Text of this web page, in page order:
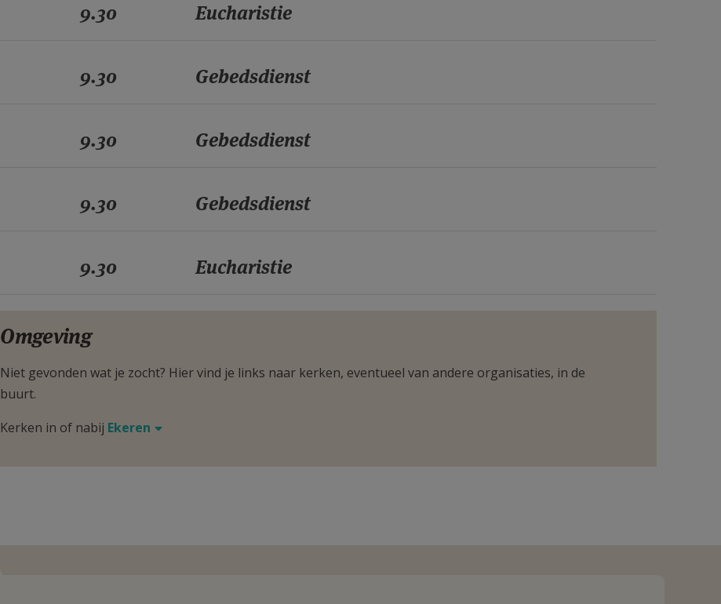
9.30 Eucharistie
9.30 Gebedsdienst
9.30 Gebedsdienst
9.30 Gebedsdienst
9.30 Eucharistie
Omgeving
Niet gevonden wat je zocht? Hier vind je links naar kerken, eventueel van andere organisaties, in de
buurt.
Kerken in of nabij Ekeren